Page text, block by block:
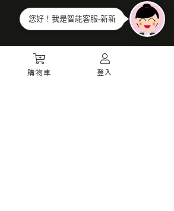
購物車 登入
您好！我是智能客服-新新